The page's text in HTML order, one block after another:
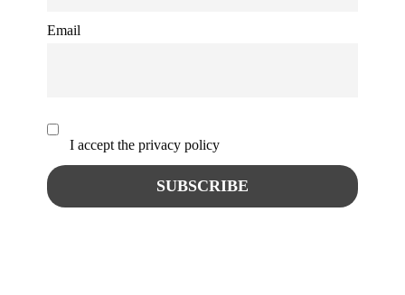
Email
I accept the privacy policy